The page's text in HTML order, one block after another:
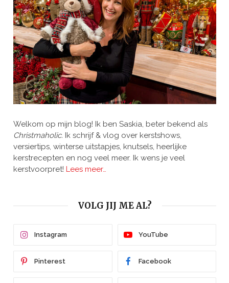
Welkom op mijn blog! Ik ben Saskia, beter bekend als
Christmaholic. Ik schrijf & vlog over kerstshows,
versiertips, winterse uitstapjes, knutsels, heerlijke
kerstrecepten en nog veel meer. Ik wens je veel
kerstvoorpret! Lees meer…
VOLG JIJ ME AL?
Instagram YouTube
Pinterest Facebook